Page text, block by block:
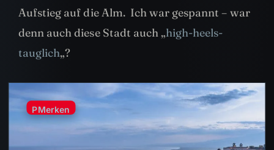
Aufstieg auf die Alm. Ich war gespannt – war
denn auch diese Stadt auch „high-heels-
tauglich„?
PMerken